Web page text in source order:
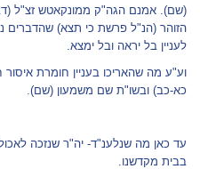
(שם). אמנם הגה"ק ממונקאטש זצ"ל
הזוהר (הנ"ל פרשת כי תצא) שהדברים
לעניין בל יראה ובל ימצא.
וע"ע מה שהאריכו בעניין חומרת
כא-כב) ובשו"ת שם משמעון (שם).
עד כאן מה שנלענ"ד- יה"ר שנזכה
בבית מקדשנו.